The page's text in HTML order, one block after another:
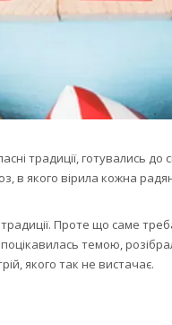
традиції, готувались
в якого вірила кожна
Проте що саме
темою,
якого так не вистачає.